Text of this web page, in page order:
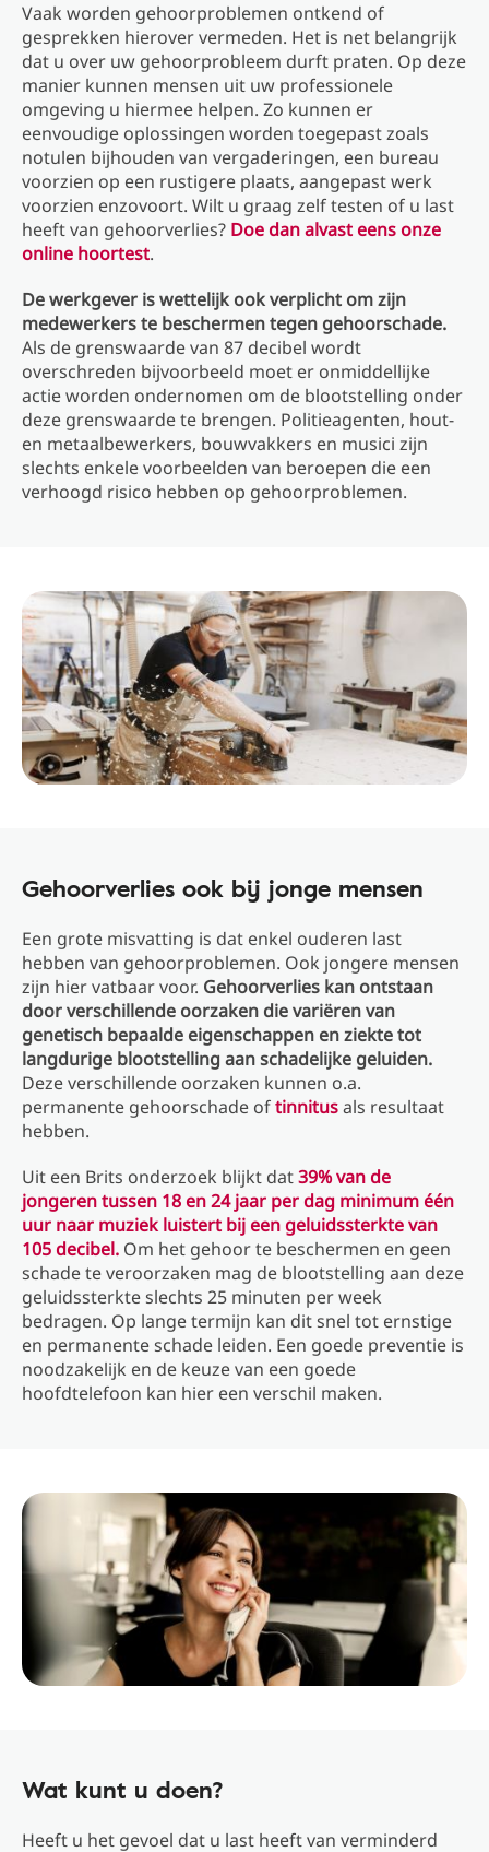
Vaak worden gehoorproblemen ontkend of
gesprekken hierover vermeden. Het is net belangrijk
dat u over uw gehoorprobleem durft praten. Op deze
manier kunnen mensen uit uw professionele
omgeving u hiermee helpen. Zo kunnen er
eenvoudige oplossingen worden toegepast zoals
notulen bijhouden van vergaderingen, een bureau
voorzien op een rustigere plaats, aangepast werk
voorzien enzovoort. Wilt u graag zelf testen of u last
heeft van gehoorverlies? Doe dan alvast eens onze
online hoortest.
De werkgever is wettelijk ook verplicht om zijn
medewerkers te beschermen tegen gehoorschade.
Als de grenswaarde van 87 decibel wordt
overschreden bijvoorbeeld moet er onmiddellijke
actie worden ondernomen om de blootstelling onder
deze grenswaarde te brengen. Politieagenten, hout-
en metaalbewerkers, bouwvakkers en musici zijn
slechts enkele voorbeelden van beroepen die een
verhoogd risico hebben op gehoorproblemen.
Gehoorverlies ook bij jonge mensen
Een grote misvatting is dat enkel ouderen last
hebben van gehoorproblemen. Ook jongere mensen
zijn hier vatbaar voor. Gehoorverlies kan ontstaan
door verschillende oorzaken die variëren van
genetisch bepaalde eigenschappen en ziekte tot
langdurige blootstelling aan schadelijke geluiden.
Deze verschillende oorzaken kunnen o.a.
permanente gehoorschade oftinnitusals resultaat
hebben.
Uit een Brits onderzoek blijkt dat39% van de
jongeren tussen 18 en 24 jaar per dag minimum één
uur naar muziek luistert bij een geluidssterkte van
105 decibel. Om het gehoor te beschermen en geen
schade te veroorzaken mag de blootstelling aan deze
geluidssterkte slechts 25 minuten per week
bedragen. Op lange termijn kan dit snel tot ernstige
en permanente schade leiden. Een goede preventie is
noodzakelijk en de keuze van een goede
hoofdtelefoon kan hier een verschil maken.
Wat kunt u doen?
Heeft u het gevoel dat u last heeft van verminderd